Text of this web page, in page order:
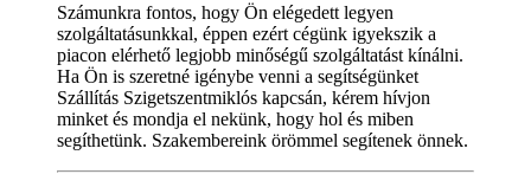
Számunkra fontos, hogy Ön elégedett legyen
szolgáltatásunkkal, éppen ezért cégünk igyekszik a
piacon elérhető legjobb minőségű szolgáltatást kínálni.
Ha Ön is szeretné igénybe venni a segítségünket
Szállítás Szigetszentmiklós kapcsán, kérem hívjon
minket és mondja el nekünk, hogy hol és miben
segíthetünk. Szakembereink örömmel segítenek önnek.